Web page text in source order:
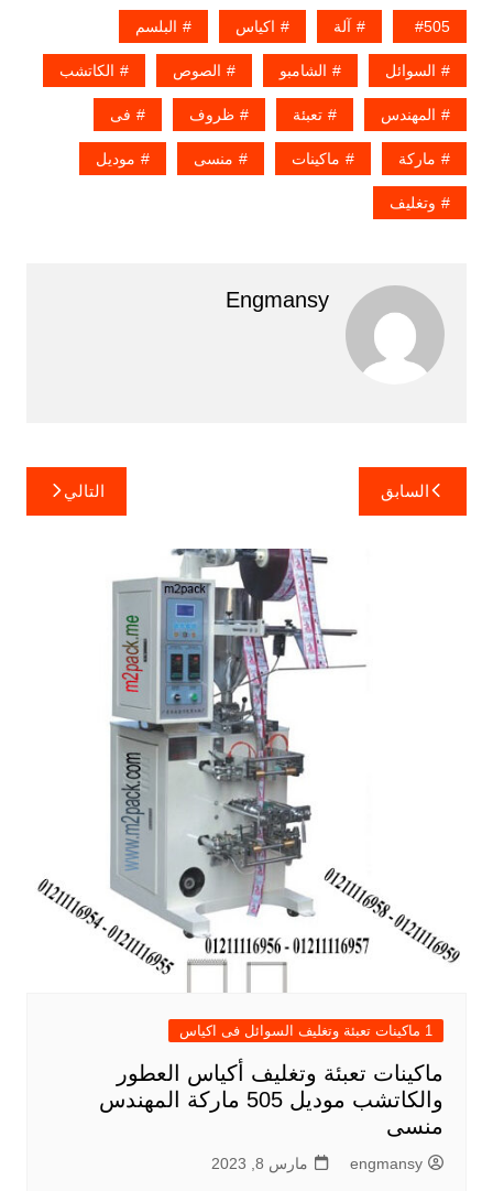
505 آلة اكياس البلسم
السوائل الشامبو الصوص الكاتشب
المهندس تعبئة ظروف فى
ماركة ماكينات منسى موديل
وتغليف
Engmansy
تصفّح
المقالات
السابق التالي
1 ماكينات تعبئة وتغليف السوائل فى اكياس
ماكينات تعبئة وتغليف أكياس العطور
والكاتشب موديل 505 ماركة المهندس
منسى
engmansy مارس 8, 2023